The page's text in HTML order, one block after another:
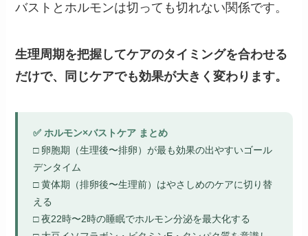
バストとホルモンは切っても切れない関係です。
生理周期を把握してケアのタイミングを合わせる
だけで、同じケアでも効果が大きく変わります。
✅ ホルモン×バストケア まとめ
□ 卵胞期（生理後〜排卵）が最も効果の出やすいゴール
デンタイム
□ 黄体期（排卵後〜生理前）はやさしめのケアに切り替
える
□ 夜22時〜2時の睡眠でホルモン分泌を最大化する